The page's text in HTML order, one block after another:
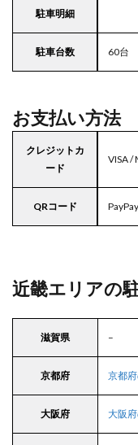
駐車明細
駐車台数 60台
お支払い方法
クレジットカ
ード
VISA /
QRコード
近畿エリアの
滋賀県 –
京都府 京都
大阪府 大阪